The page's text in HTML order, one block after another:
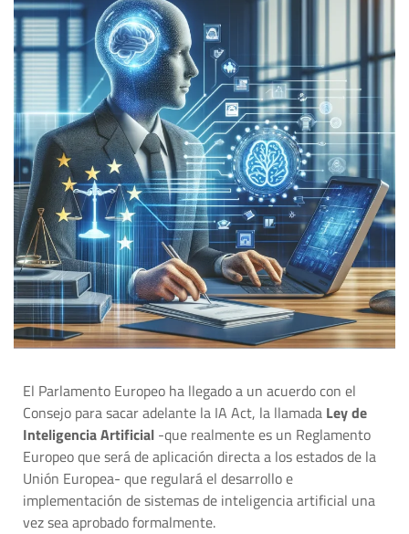
El Parlamento Europeo ha llegado a un acuerdo con el
Consejo para sacar adelante la IA Act, la llamada Ley de
Inteligencia Artificial -que realmente es un Reglamento
Europeo que será de aplicación directa a los estados de la
Unión Europea- que regulará el desarrollo e
implementación de sistemas de inteligencia artificial una
vez sea aprobado formalmente.